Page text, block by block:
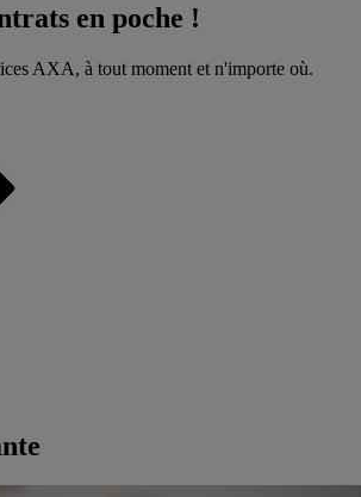
en poche !
AXA, à tout moment et n'importe où.